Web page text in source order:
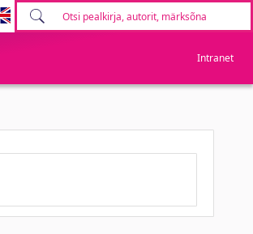
Intranet